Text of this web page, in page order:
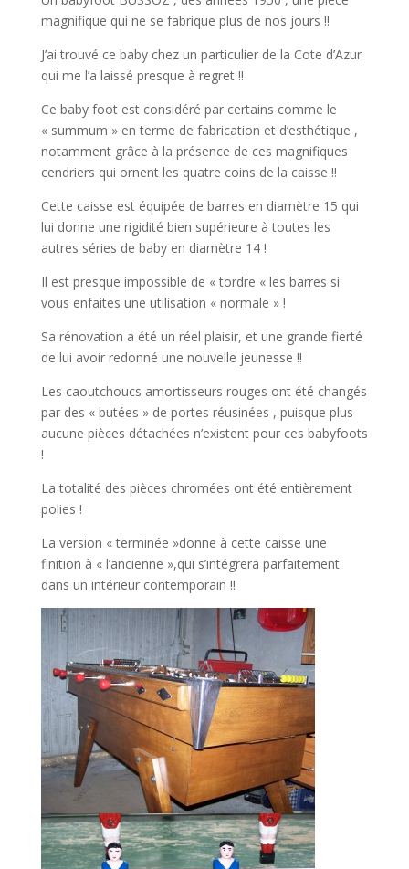
magnifique qui ne se fabrique plus de nos jours !!
J’ai trouvé ce baby chez un particulier de la Cote d’Azur
qui me l’a laissé presque à regret !!
Ce baby foot est considéré par certains comme le
« summum » en terme de fabrication et d’esthétique ,
notamment grâce à la présence de ces magnifiques
cendriers qui ornent les quatre coins de la caisse !!
Cette caisse est équipée de barres en diamètre 15 qui
lui donne une rigidité bien supérieure à toutes les
autres séries de baby en diamètre 14 !
Il est presque impossible de « tordre « les barres si
vous enfaites une utilisation « normale » !
Sa rénovation a été un réel plaisir, et une grande fierté
de lui avoir redonné une nouvelle jeunesse !!
Les caoutchoucs amortisseurs rouges ont été changés
par des « butées » de portes réusinées , puisque plus
aucune pièces détachées n’existent pour ces babyfoots
!
La totalité des pièces chromées ont été entièrement
polies !
La version « terminée »donne à cette caisse une
finition à « l’ancienne »,qui s’intégrera parfaitement
dans un intérieur contemporain !!